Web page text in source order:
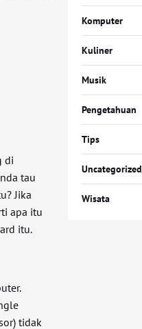
di
tau
Jika
apa itu
itu.
tidak
Komputer
Kuliner
Musik
Pengetahuan
Tips
Uncategorized
Wisata